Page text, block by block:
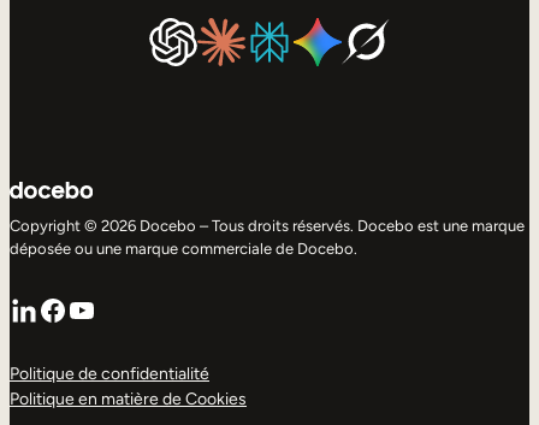
Copyright © 2026 Docebo – Tous droits réservés. Docebo est une marque
déposée ou une marque commerciale de Docebo.
LinkedIn
Facebook
YouTube
Politique de confidentialité
Politique en matière de Cookies